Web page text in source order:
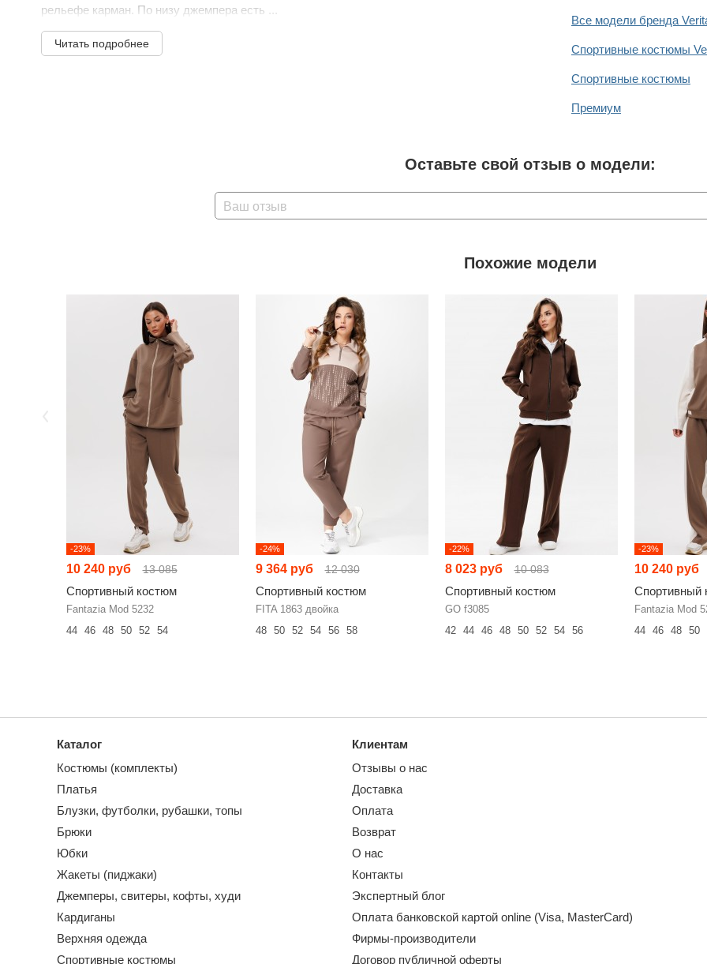
рельефе карман. По низу джемпера есть ...
Читать подробнее
Все модели бренда
Спортивные костюмы
Спортивные костюмы
Премиум
Оставьте свой отзыв о модели:
Ваш отзыв
Похожие модели
-23%
10 240 руб 13 085
Спортивный костюм
Fantazia Mod 5232
44
46 48 50 52 54
-24%
9 364 руб 12 030
Спортивный костюм
FITA 1863 двойка
48
50 52 54 56 58
-22%
8 023 руб 10 083
Спортивный костюм
GO f3085
42
44 46 48 50 52 54 56
-23%
10 240 руб
Спортивный
Fantazia Mod
44
46 48 50
Каталог
Костюмы (комплекты)
Платья
Блузки, футболки, рубашки, топы
Брюки
Юбки
Жакеты (пиджаки)
Джемперы, свитеры, кофты, худи
Кардиганы
Верхняя одежда
Спортивные костюмы
Клиентам
Отзывы о нас
Доставка
Оплата
Возврат
О нас
Контакты
Экспертный блог
Оплата банковской картой online (Visa, MasterCard)
Фирмы-производители
Договор публичной оферты